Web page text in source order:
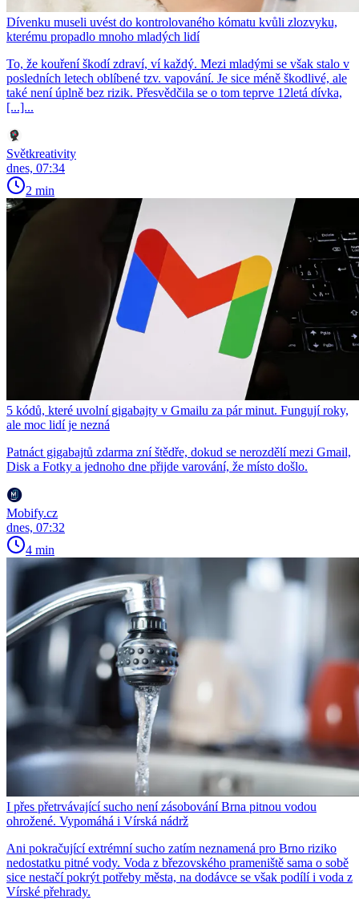
Dívenku museli uvést do kontrolovaného kómatu kvůli zlozvyku,
kterému propadlo mnoho mladých lidí
To, že kouření škodí zdraví, ví každý. Mezi mladými se však stalo v
posledních letech oblíbené tzv. vapování. Je sice méně škodlivé, ale
také není úplně bez rizik. Přesvědčila se o tom teprve 12letá dívka,
[...]...
Světkreativity
dnes, 07:34
2 min
5 kódů, které uvolní gigabajty v Gmailu za pár minut. Fungují roky,
ale moc lidí je nezná
Patnáct gigabajtů zdarma zní štědře, dokud se nerozdělí mezi Gmail,
Disk a Fotky a jednoho dne přijde varování, že místo došlo.
Mobify.cz
dnes, 07:32
4 min
I přes přetrvávající sucho není zásobování Brna pitnou vodou
ohrožené. Vypomáhá i Vírská nádrž
Ani pokračující extrémní sucho zatím neznamená pro Brno riziko
nedostatku pitné vody. Voda z březovského prameniště sama o sobě
sice nestačí pokrýt potřeby města, na dodávce se však podílí i voda z
Vírské přehrady.